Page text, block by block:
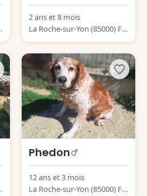
2 ans et 8 mois
La Roche-sur-Yon (85000) Fr
ance
Phedon
12 ans et 3 mois
La Roche-sur-Yon (85000) Fr